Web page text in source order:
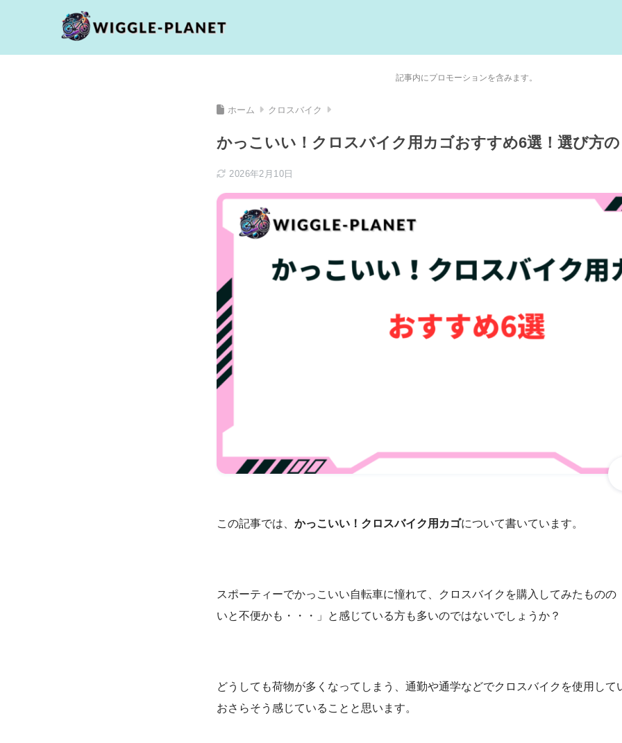
記事内にプロモーションを含みます。
ホーム クロスバイク
かっこいい！クロスバイク用カゴおすすめ6選！選び方
2026年2月10日
この記事では、 かっこいい！クロスバイク用カゴについて書いています。
スポーティーでかっこいい自転車に憧れて、クロスバイクを購入してみたものの
いと不便かも・・・」と感じている方も多いのではないでしょうか？
どうしても荷物が多くなってしまう、通勤や通学などでクロスバイクを使用して
おさらそう感じていることと思います。